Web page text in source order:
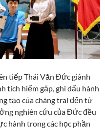
tiếp Thái Văn Đức giành
tích hiếm gặp, ghi dấu hành
tạo của chàng trai đến từ
nghiên cứu của Đức đều
hành trong các học phần